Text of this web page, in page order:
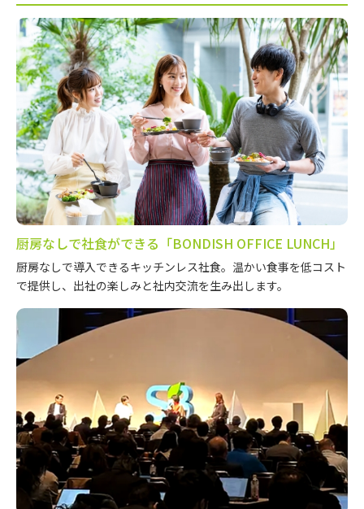
厨房なしで社食ができる「BONDISH OFFICE LUNCH」
厨房なしで導入できるキッチンレス社食。温かい食事を低コスト
で提供し、出社の楽しみと社内交流を生み出します。